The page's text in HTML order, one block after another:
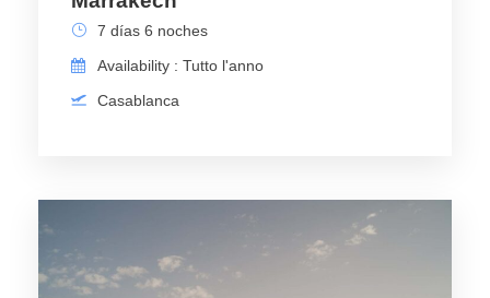
7 días 6 noches
Availability : Tutto l'anno
Casablanca